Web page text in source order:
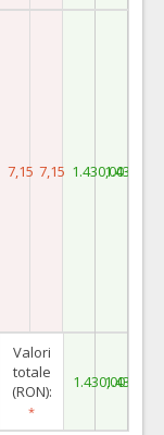
7,15 7,15 1.430,001.430,00
Valori
totale
(RON):
*
1.430,001.430,00